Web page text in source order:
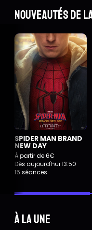
Nouveautés de
SPIDER MAN BRAND
NEW DAY
À partir de 6€
Dès aujourd'hui 13:50
15 séances
À la une